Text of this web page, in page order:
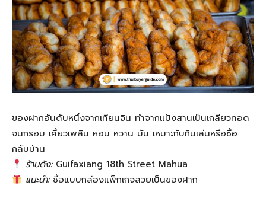
ของฝากอันดับหนึ่งจากเทียนจิน ทำจากแป้งสานเป็นเกลียวทอด
จนกรอบ เคี้ยวเพลิน หอม หวาน มัน เหมาะกับกินเล่นหรือซื้อ
กลับบ้าน
ร้านดัง:Guifaxiang 18th Street Mahua
แนะนำ:ซื้อแบบกล่องแพ็กเกจสวยเป็นของฝาก